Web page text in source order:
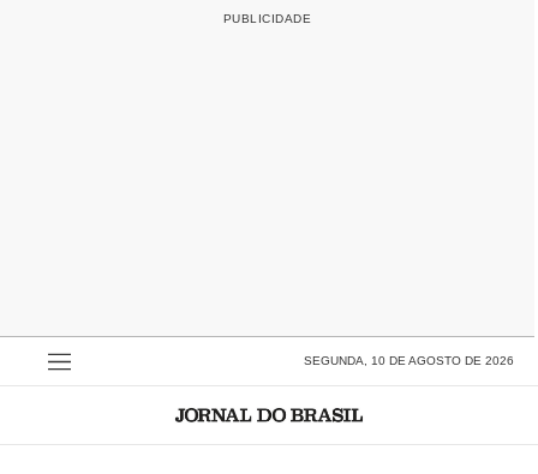
SEGUNDA, 10 DE AGOSTO DE 2026